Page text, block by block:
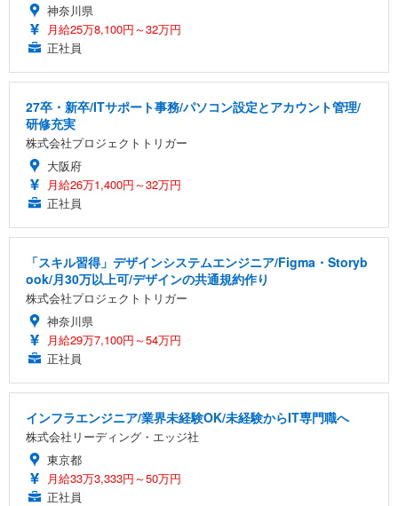
神奈川県
月給25万8,100円～32万円
正社員
27卒・新卒/ITサポート事務/パソコン設定とアカウント管理/
研修充実
株式会社プロジェクトトリガー
大阪府
月給26万1,400円～32万円
正社員
「スキル習得」デザインシステムエンジニア/Figma・Storyb
ook/月30万以上可/デザインの共通規約作り
株式会社プロジェクトトリガー
神奈川県
月給29万7,100円～54万円
正社員
インフラエンジニア/業界未経験OK/未経験からIT専門職へ
株式会社リーディング・エッジ社
東京都
月給33万3,333円～50万円
正社員